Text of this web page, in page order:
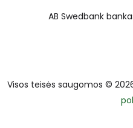
AB Swedbank
Visos teisės saugomos ©